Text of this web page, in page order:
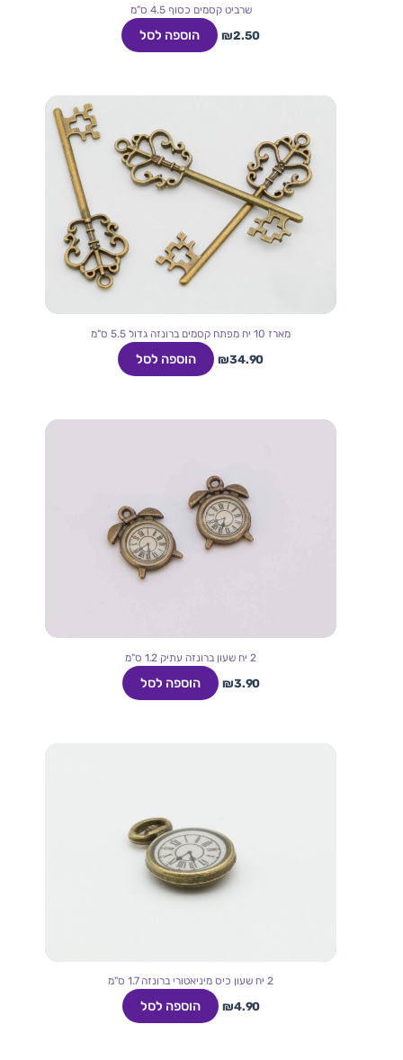
שרביט קסמים כסוף 4.5 ס"מ
₪2.50 הוספה לסל
מארז 10 יח מפתח קסמים ברונזה גדול 5.5 ס"מ
₪34.90 הוספה לסל
2 יח שעון ברונזה עתיק 1.2 ס"מ
₪3.90 הוספה לסל
2 יח שעון כיס מיניאטורי ברונזה 1.7 ס"מ
₪4.90 הוספה לסל